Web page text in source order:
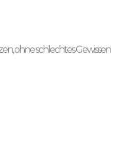
ohne schlechtes Gewissen